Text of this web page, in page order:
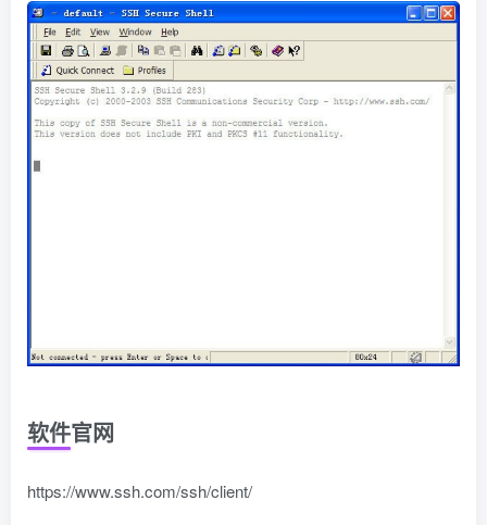
软件官网
https://www.ssh.com/ssh/client/